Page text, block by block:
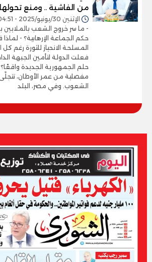
من الفاشية .. ومنع تحولها
الإثنين 30/يونيو/2025 - 04:51 م
- ما سر خروج الشعب
حكم الجماعة الإرهابية؟ - لماذا
المسلحة الانحياز للثورة رغم كل
فعلت الدولة لتأمين الجبهة
حلم الجمهورية الجديدة
مفصلية من عمر الأوطان، تتجلّى
الشعوب. وفي مصر، البلد